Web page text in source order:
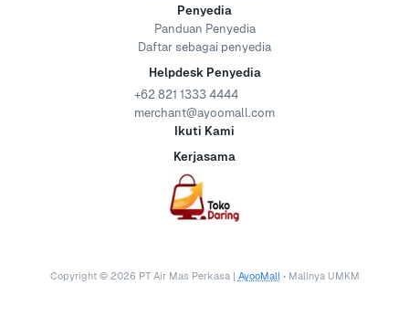
Penyedia
Panduan Penyedia
Daftar sebagai penyedia
Helpdesk Penyedia
+62 821 1333 4444
merchant@ayoomall.com
Ikuti Kami
Kerjasama
Copyright © 2026 PT Air Mas Perkasa | AyooMall • Mallnya UMKM